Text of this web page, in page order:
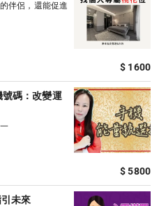
伴侶，還能促進
$ 1600
號碼：改變運
$ 5800
未來